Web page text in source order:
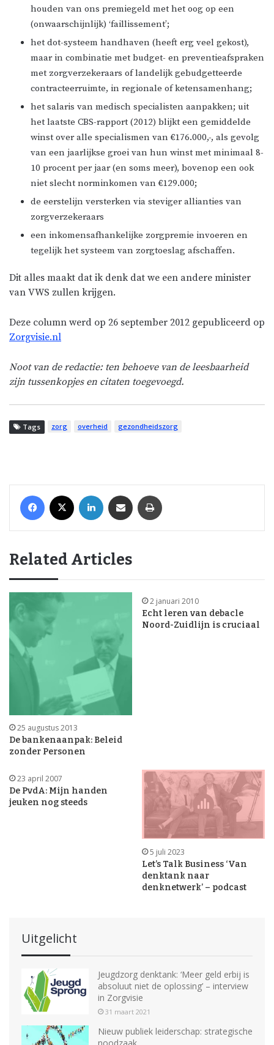
houden van ons premiegeld met het oog op een
(onwaarschijnlijk) ‘faillissement’;
het dot-systeem handhaven (heeft erg veel gekost),
maar in combinatie met budget- en preventieafspraken
met zorgverzekeraars of landelijk gebudgetteerde
contracteerruimte, in regionale of ketensamenhang;
het salaris van medisch specialisten aanpakken; uit
het laatste CBS-rapport (2012) blijkt een gemiddelde
winst over alle specialismen van €176.000,-, als gevolg
van een jaarlijkse groei van hun winst met minimaal 8-
10 procent per jaar (en soms meer), bovenop een ook
niet slecht norminkomen van €129.000;
de eerstelijn versterken via steviger allianties van
zorgverzekeraars
een inkomensafhankelijke zorgpremie invoeren en
tegelijk het systeem van zorgtoeslag afschaffen.
Dit alles maakt dat ik denk dat we een andere minister
van VWS zullen krijgen.
Deze column werd op 26 september 2012 gepubliceerd op
Zorgvisie.nl
Noot van de redactie: ten behoeve van de leesbaarheid
zijn tussenkopjes en citaten toegevoegd.
Tags zorg overheid gezondheidszorg
Related Articles
25 augustus 2013
De bankenaanpak: Beleid
zonder Personen
2 januari 2010
Echt leren van debacle
Noord-Zuidlijn is cruciaal
23 april 2007
De PvdA: Mijn handen
jeuken nog steeds
5 juli 2023
Let’s Talk Business ‘Van
denktank naar
denknetwerk’ – podcast
Uitgelicht
Jeugdzorg denktank: ‘Meer geld erbij is
absoluut niet de oplossing’ – interview
in Zorgvisie
31 maart 2021
Nieuw publiek leiderschap: strategische
noodzaak